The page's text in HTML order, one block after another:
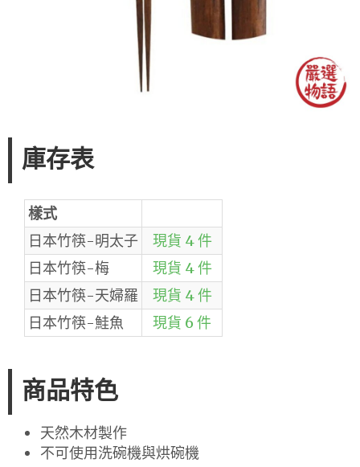
庫存表
樣式
日本竹筷-明太子
現貨 4 件
日本竹筷-梅
現貨 4 件
日本竹筷-天婦羅
現貨 4 件
日本竹筷-鮭魚
現貨 6 件
商品特色
天然木材製作
不可使用洗碗機與烘碗機